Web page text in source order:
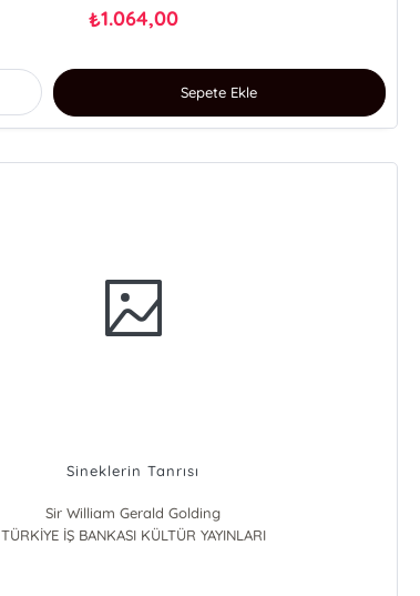
₺1.064,00
Sepete Ekle
Sineklerin Tanrısı
Sir William Gerald Golding
TÜRKİYE İŞ BANKASI KÜLTÜR YAYINLARI